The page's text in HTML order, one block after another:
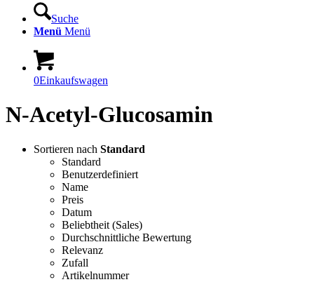
Suche
Menü Menü
0Einkaufswagen
N-Acetyl-Glucosamin
Sortieren nach Standard
Standard
Benutzerdefiniert
Name
Preis
Datum
Beliebtheit (Sales)
Durchschnittliche Bewertung
Relevanz
Zufall
Artikelnummer